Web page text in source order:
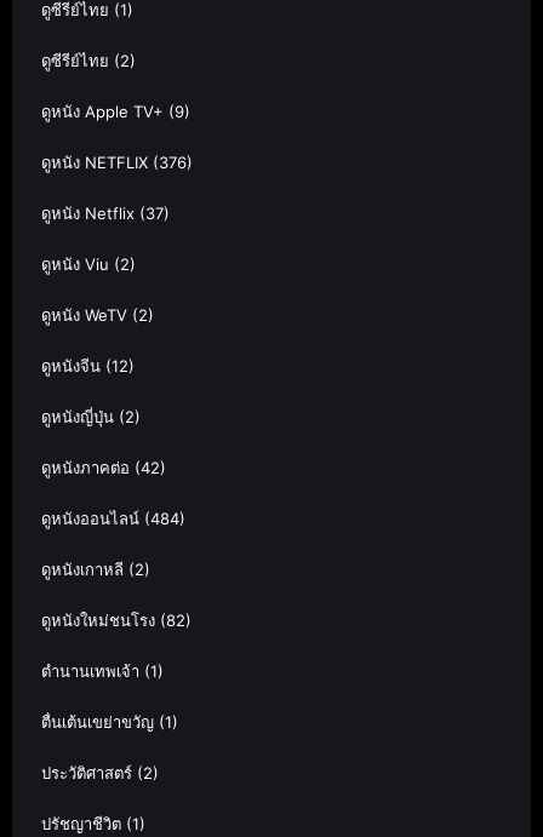
ดูซีรีย์ไทย (1)
ดูซีรีย์ไทย (2)
ดูหนัง Apple TV+ (9)
ดูหนัง NETFLIX (376)
ดูหนัง Netflix (37)
ดูหนัง Viu (2)
ดูหนัง WeTV (2)
ดูหนังจีน (12)
ดูหนังญี่ปุ่น (2)
ดูหนังภาคต่อ (42)
ดูหนังออนไลน์ (484)
ดูหนังเกาหลี (2)
ดูหนังใหม่ชนโรง (82)
ตำนานเทพเจ้า (1)
ตื่นเต้นเขย่าขวัญ (1)
ประวัติศาสตร์ (2)
ปรัชญาชีวิต (1)